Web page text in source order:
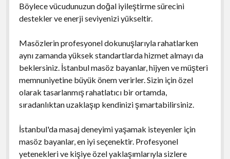
Böylece vücudunuzun doğal iyileştirme sürecini
destekler ve enerji seviyenizi yükseltir.
Masözlerin profesyonel dokunuşlarıyla rahatlarken
aynı zamanda yüksek standartlarda hizmet almayı da
beklersiniz. İstanbul masöz bayanlar, hijyen ve müşteri
memnuniyetine büyük önem verirler. Sizin için özel
olarak tasarlanmış rahatlatıcı bir ortamda,
sıradanlıktan uzaklaşıp kendinizi şımartabilirsiniz.
İstanbul'da masaj deneyimi yaşamak isteyenler için
masöz bayanlar, en iyi seçenektir. Profesyonel
yetenekleri ve kişiye özel yaklaşımlarıyla sizlere